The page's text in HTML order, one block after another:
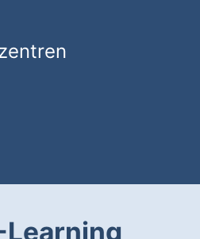
Learning